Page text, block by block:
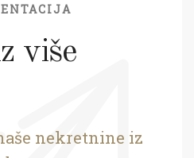
više
nekretnine iz